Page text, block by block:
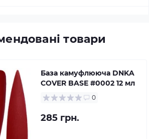
товари
База камуфлююча DNKA
COVER BASE #0002 12 мл
0
285 грн.